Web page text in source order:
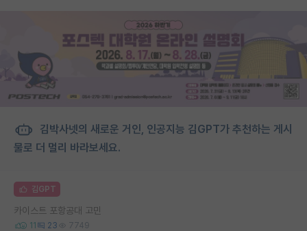
김박사넷의 새로운 거인, 인공지능 김GPT가 추천하는 게시
물로 더 멀리 바라보세요.
김GPT
카이스트 포항공대 고민
11 23 7749